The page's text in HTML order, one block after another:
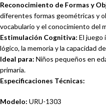
Reconocimiento de Formas y
diferentes formas geométricas y
vocabulario y el conocimiento del
Estimulación Cognitiva: El juego
lógico, la memoria y la capacidad
Ideal para: Niños pequeños en
primaria.
Especificaciones Técnicas:
Modelo: URU-1303